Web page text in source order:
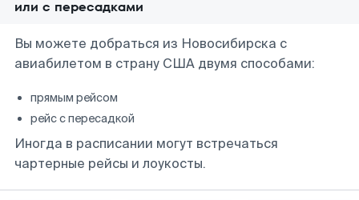
или с пересадками
Вы можете добраться из Новосибирска с
авиабилетом в страну США двумя способами:
прямым рейсом
рейс с пересадкой
Иногда в расписании могут встречаться
чартерные рейсы и лоукосты.